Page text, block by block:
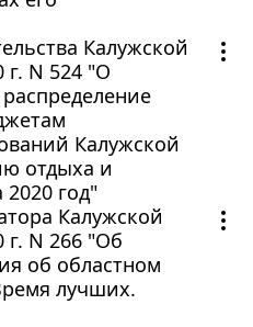
Калужской
г. N 524 "О
Калужской
отдыха и
год"
Калужской
г. N 266 "Об
об областном
лучших.